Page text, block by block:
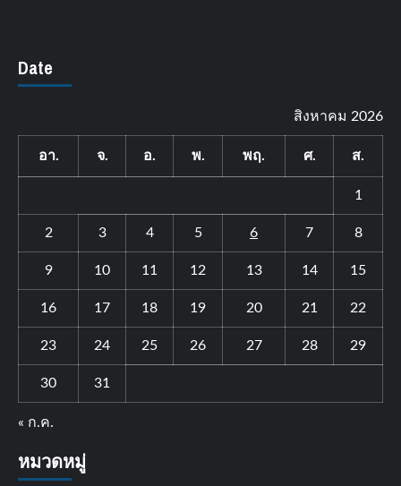
Date
สิงหาคม 2026
อา. จ. อ. พ. พฤ. ศ. ส.
1
2 3 4 5 6 7 8
9 10 11 12 13 14 15
16 17 18 19 20 21 22
23 24 25 26 27 28 29
30 31
« ก.ค.
หมวดหมู่